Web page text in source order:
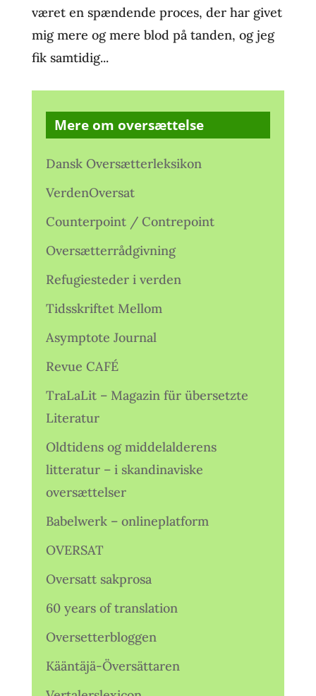
været en spændende proces, der har givet
mig mere og mere blod på tanden, og jeg
fik samtidig...
Mere om oversættelse
Dansk Oversætterleksikon
VerdenOversat
Counterpoint / Contrepoint
Oversætterrådgivning
Refugiesteder i verden
Tidsskriftet Mellom
Asymptote Journal
Revue CAFÉ
TraLaLit – Magazin für übersetzte
Literatur
Oldtidens og middelalderens
litteratur – i skandinaviske
oversættelser
Babelwerk – onlineplatform
OVERSAT
Oversatt sakprosa
60 years of translation
Oversetterbloggen
Kääntäjä-Översättaren